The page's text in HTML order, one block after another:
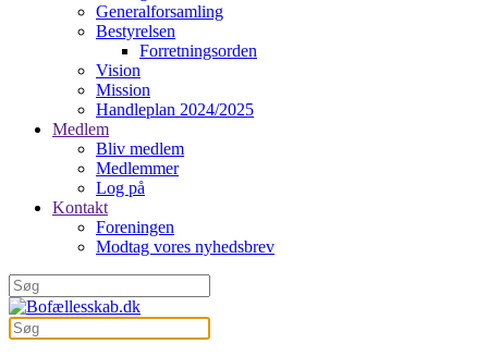
Generalforsamling
Bestyrelsen
Forretningsorden
Vision
Mission
Handleplan 2024/2025
Medlem
Bliv medlem
Medlemmer
Log på
Kontakt
Foreningen
Modtag vores nyhedsbrev